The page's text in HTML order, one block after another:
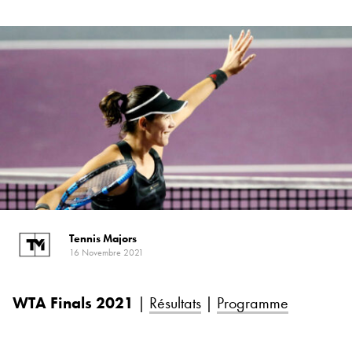
Tennis Majors
16 Novembre 2021
WTA Finals 2021 | Résultats | Programme